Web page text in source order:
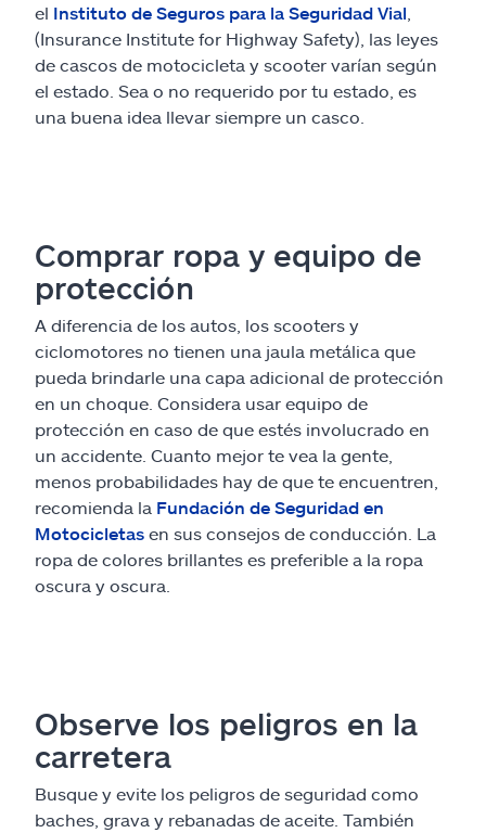
el Instituto de Seguros para la Seguridad Vial
(Insurance Institute for Highway Safety), las leyes
de cascos de motocicleta y scooter varían según
el estado. Sea o no requerido por tu estado, es
una buena idea llevar siempre un casco.
Comprar ropa y equipo de
protección
A diferencia de los autos, los scooters y
ciclomotores no tienen una jaula metálica que
pueda brindarle una capa adicional de protección
en un choque. Considera usar equipo de
protección en caso de que estés involucrado en
un accidente. Cuanto mejor te vea la gente,
menos probabilidades hay de que te encuentren,
recomienda la Fundación de Seguridad en
Motocicletas en sus consejos de conducción. La
ropa de colores brillantes es preferible a la ropa
oscura y oscura.
Observe los peligros en la
carretera
Busque y evite los peligros de seguridad como
baches, grava y rebanadas de aceite. También